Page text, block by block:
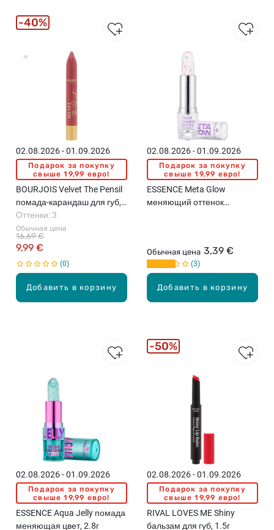
Добавить в корзину
02.08.2026 - 01.09.2026
Подарок за покупку
свыше 19,99 евро!
BOURJOIS Velvet The Pensil
помада-карандаш для губ,
3г
Обычная цена
9,99 €
16,69 €
Оттенки: 3
0
40%
Добавить в корзину
02.08.2026 - 01.09.2026
Подарок за покупку
свыше 19,99 евро!
ESSENCE Meta Glow
меняющий оттенок
Обычная цена 3,39 €
3
02.08.2026 - 01.09.2026
Подарок за покупку
свыше 19,99 евро!
ESSENCE Aqua Jelly помада
меняющая цвет, 2.8г
02.08.2026 - 01.09.2026
Подарок за покупку
свыше 19,99 евро!
RIVAL LOVES ME Shiny
бальзам для губ, 1.5г
50%